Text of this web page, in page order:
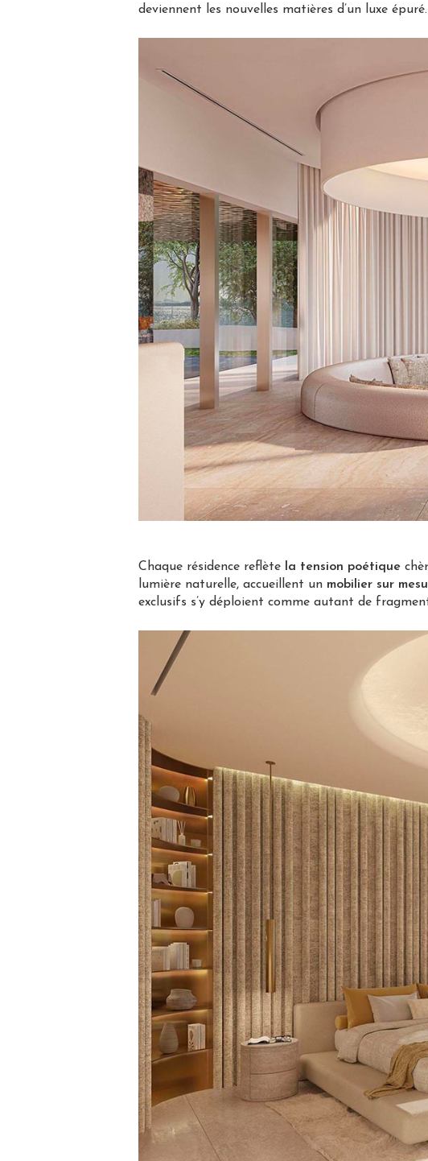
deviennent les nouvelles matières d’un luxe épuré.
Chaque résidence reflète la tension poétique
lumière naturelle, accueillent un mobilier sur
exclusifs s’y déploient comme autant de